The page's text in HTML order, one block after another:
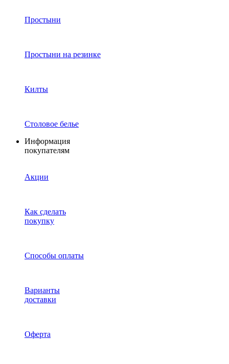
Простыни
Простыни на резинке
Килты
Столовое белье
Информация
покупателям
Акции
Как сделать
покупку
Способы оплаты
Варианты
доставки
Оферта